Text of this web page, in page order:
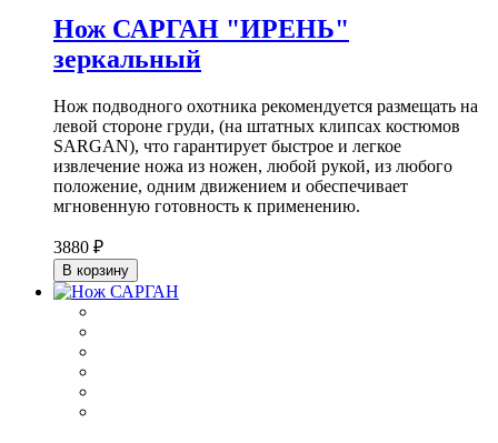
Нож САРГАН "ИРЕНЬ"
зеркальный
Нож подводного охотника рекомендуется размещать на
левой стороне груди, (на штатных клипсах костюмов
SARGAN), что гарантирует быстрое и легкое
извлечение ножа из ножен, любой рукой, из любого
положение, одним движением и обеспечивает
мгновенную готовность к применению.
3880 ₽
В корзину